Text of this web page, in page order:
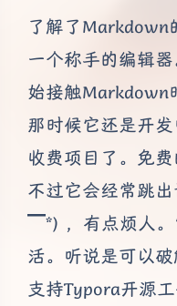
了解了Markdown
一个称手的编辑器
始接触Markdown
那时候它还是开
收费项目了。免费
不过它会经常跳
▔*) ，有点烦人。
活。听说是可以
支持Typora开源